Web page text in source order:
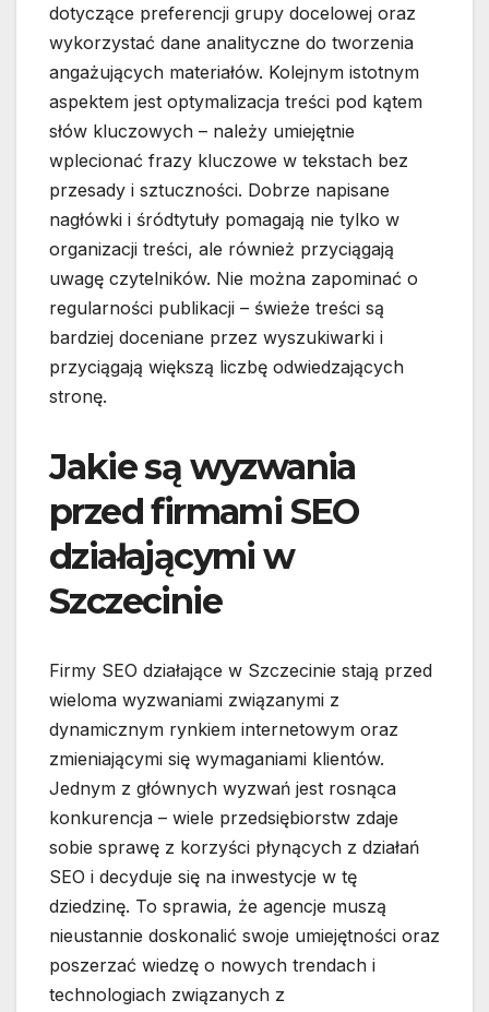
dotyczące preferencji grupy docelowej oraz
wykorzystać dane analityczne do tworzenia
angażujących materiałów. Kolejnym istotnym
aspektem jest optymalizacja treści pod kątem
słów kluczowych – należy umiejętnie
wplecionać frazy kluczowe w tekstach bez
przesady i sztuczności. Dobrze napisane
nagłówki i śródtytuły pomagają nie tylko w
organizacji treści, ale również przyciągają
uwagę czytelników. Nie można zapominać o
regularności publikacji – świeże treści są
bardziej doceniane przez wyszukiwarki i
przyciągają większą liczbę odwiedzających
stronę.
Jakie są wyzwania
przed firmami SEO
działającymi w
Szczecinie
Firmy SEO działające w Szczecinie stają przed
wieloma wyzwaniami związanymi z
dynamicznym rynkiem internetowym oraz
zmieniającymi się wymaganiami klientów.
Jednym z głównych wyzwań jest rosnąca
konkurencja – wiele przedsiębiorstw zdaje
sobie sprawę z korzyści płynących z działań
SEO i decyduje się na inwestycje w tę
dziedzinę. To sprawia, że agencje muszą
nieustannie doskonalić swoje umiejętności oraz
poszerzać wiedzę o nowych trendach i
technologiach związanych z